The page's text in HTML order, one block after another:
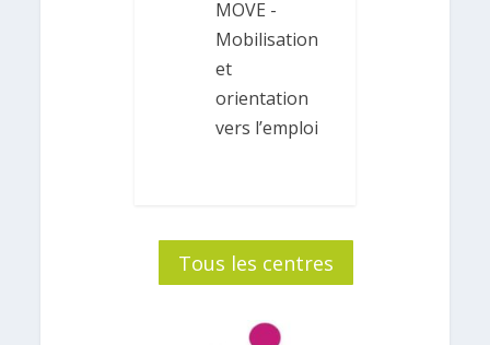
MOVE -
Mobilisation
et
orientation
vers l’emploi
Tous les centres